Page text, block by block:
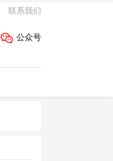
联系我们
公众号